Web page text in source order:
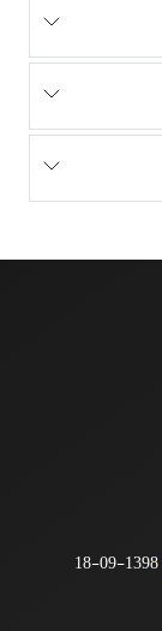
1398-09-18